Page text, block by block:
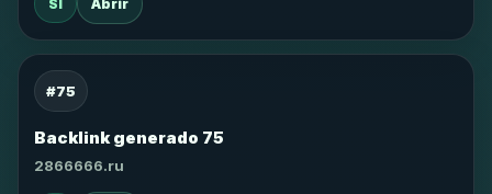
SI Abrir
#75
Backlink generado 75
2866666.ru